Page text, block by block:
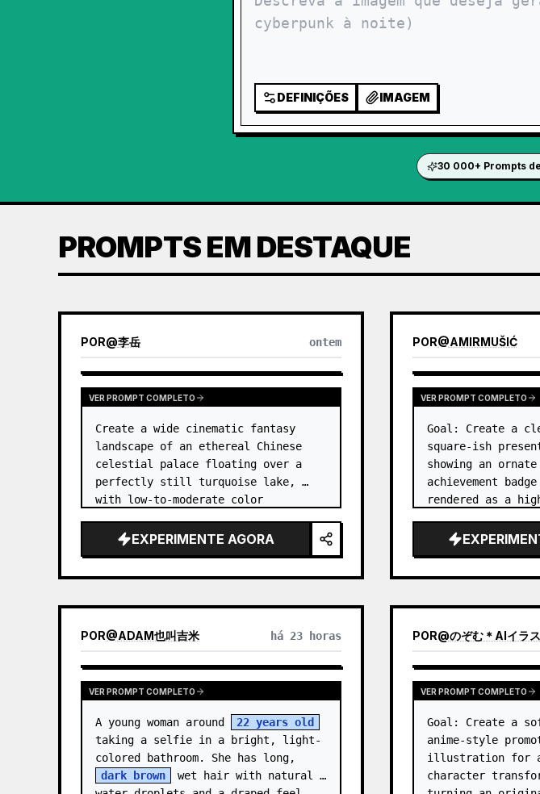
DEFINIÇÕES IMAGEM
30 000+ Prompts
PROMPTS EM DESTAQUE
POR@李岳 ontem
VER PROMPT COMPLETO
Create a wide cinematic fantasy
landscape of an ethereal Chinese
celestial palace floating over a
perfectly still turquoise lake,
with low-to-moderate color
atmosphere. Center the composition
on an enormous white jade and pale
EXPERIMENTE AGORA
POR@AMIRMUŠIĆ
VER PROMPT COMPLETO
Goal: Create a
square-ish
showing an
achievement
rendered as a
Canvas: Wide
POR@ADAM也叫吉米 há 23 horas
VER PROMPT COMPLETO
A young woman around
22 years old
taking a selfie in a bright, light-
dark brown
wet hair with natural
POR@のぞむ＊AIイラ
VER PROMPT COMPLETO
Goal: Create a
anime-style
illustration for a
character